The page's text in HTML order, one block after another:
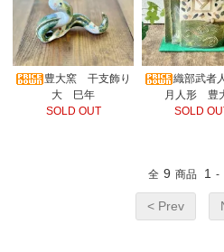
豊大窯 干支飾り
大 巳年
SOLD OUT
織部武者
月人形 豊
SOLD
全 9 商品 1 -
< Prev